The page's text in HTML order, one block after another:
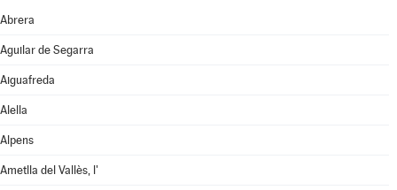
Abrera
Aguilar de Segarra
Aiguafreda
Alella
Alpens
Ametlla del Vallès, l'